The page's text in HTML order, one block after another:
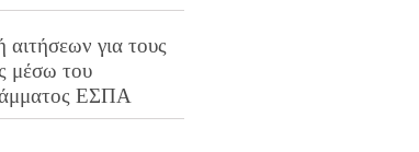
για τους
μέσω του
ΕΣΠΑ